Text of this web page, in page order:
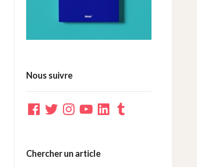
Nous suivre
Facebook
TwitterInstagramYouTubeLinkedInTumblr
Chercher un article